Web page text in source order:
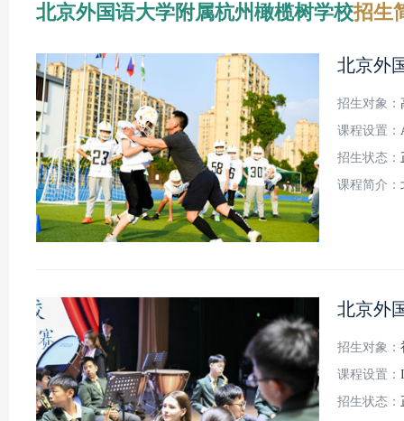
北京外国语大学附属杭州橄榄树学校招生
北京外
招生对象：
课程设置：
招生状态：
课程简介：
北京外
招生对象：
课程设置：
招生状态：